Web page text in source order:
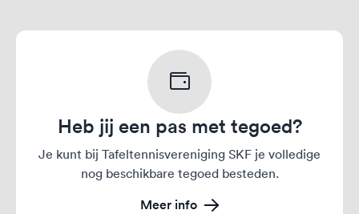
Heb jij een pas met tegoed?
Je kunt bij Tafeltennisvereniging SKF je volledige
nog beschikbare tegoed besteden.
Meer info